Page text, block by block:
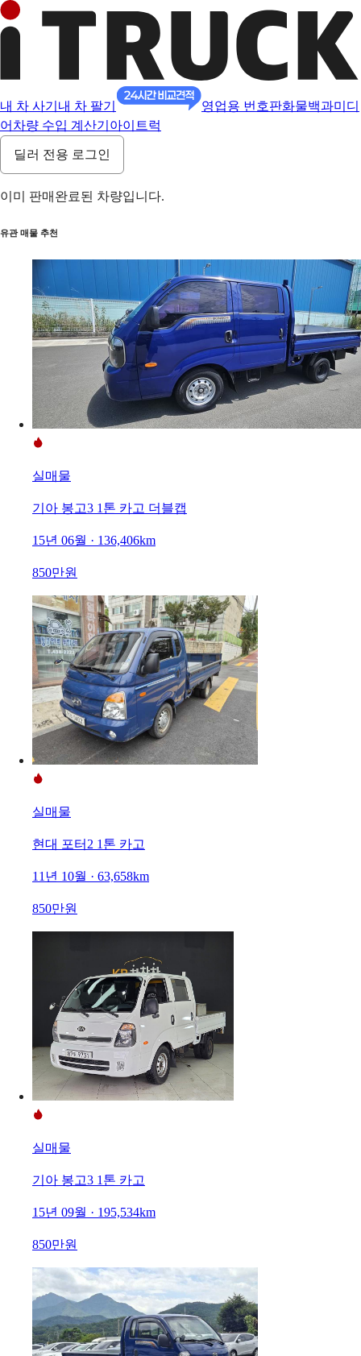
내 차 사기 내 차 팔기 영업용 번호판화물백과미디
어 차량 수입 계산기 아이트럭
딜러 전용 로그인
이미 판매완료된 차량입니다.
유관 매물 추천
실매물
기아 봉고3 1톤 카고 더블캡
15년 06월 · 136,406km
850만원
실매물
현대 포터2 1톤 카고
11년 10월 · 63,658km
850만원
실매물
기아 봉고3 1톤 카고
15년 09월 · 195,534km
850만원